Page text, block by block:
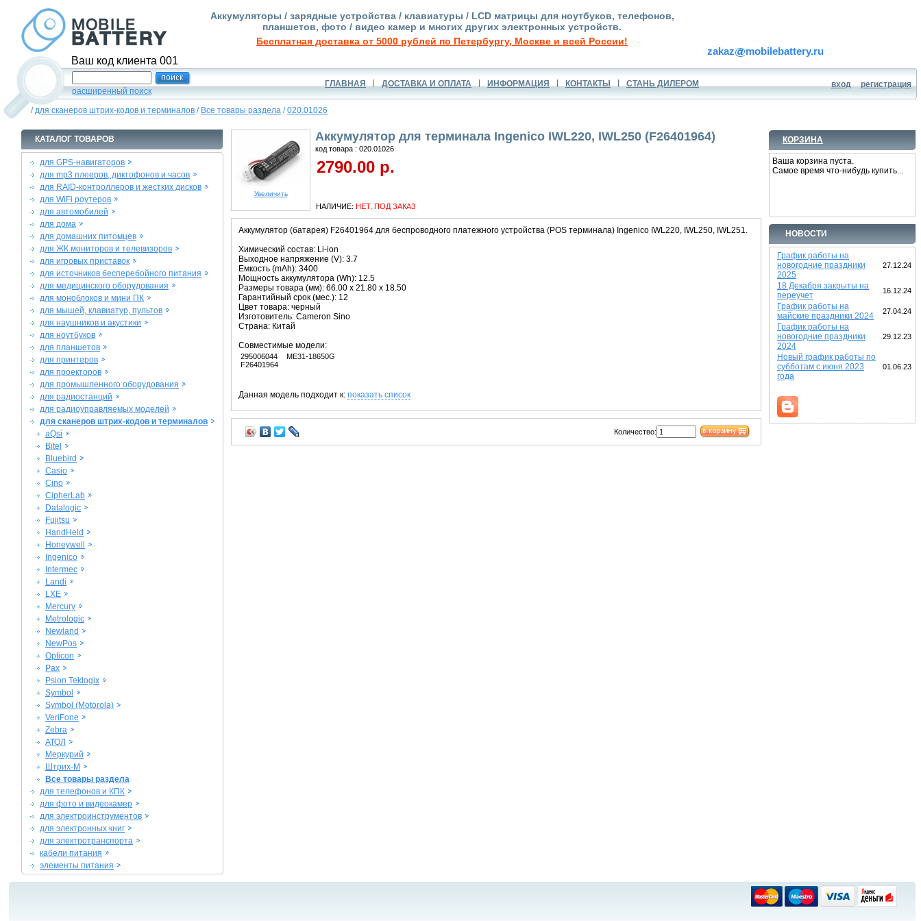
Ваш код клиента 001
Аккумуляторы / зарядные устройства / клавиатуры / LCD матрицы для ноутбуков, телефонов,
планшетов, фото / видео камер и многих других электронных устройств.
Бесплатная доставка от 5000 рублей по Петербургу, Москве и всей России!
zakaz mobilebattery.ru
расширенный поиск
ГЛАВНАЯ ДОСТАВКА И ОПЛАТА ИНФОРМАЦИЯ КОНТАКТЫ СТАНЬ ДИЛЕРОМ вход регистрация
/для сканеров штрих-кодов и терминалов / Все товары раздела /020.01026
КОРЗИНА
Ваша корзина пуста.
Самое время что-нибудь купить...
НОВОСТИ
График работы на
новогодние праздники
2025
27.12.24
18 Декабря закрыты на
переучет
16.12.24
График работы на
майские праздники 2024
27.04.24
График работы на
новогодние праздники
2024
29.12.23
Новый график работы по
субботам с июня 2023
года
01.06.23
КАТАЛОГ ТОВАРОВ
для GPS-навигаторов
для mp3 плееров, диктофонов и часов
для RAID-контроллеров и жестких дисков
для WiFi роутеров
для автомобилей
для дома
для домашних питомцев
для ЖК мониторов и телевизоров
для игровых приставок
для источников бесперебойного питания
для медицинского оборудования
для моноблоков и мини ПК
для мышей, клавиатур, пультов
для наушников и акустики
для ноутбуков
для планшетов
для принтеров
для проекторов
для промышленного оборудования
для радиостанций
для радиоуправляемых моделей
для сканеров штрих-кодов и терминалов
aQsi
Bitel
Bluebird
Casio
Cino
CipherLab
Datalogic
Fujitsu
HandHeld
Honeywell
Ingenico
Intermec
Landi
LXE
Mercury
Metrologic
Newland
NewPos
Opticon
Pax
Psion Teklogix
Symbol
Symbol (Motorola)
VeriFone
Zebra
АТОЛ
Меркурий
Штрих-М
Все товары раздела
для телефонов и КПК
для фото и видеокамер
для электроинструментов
для электронных книг
для электротранспорта
кабели питания
элементы питания
Увеличить
Аккумулятор для терминала Ingenico IWL220, IWL250 (F26401964)
код товара : 020.01026
2790.00 р.
НАЛИЧИЕ: НЕТ, ПОД ЗАКАЗ
Аккумулятор (батарея) F26401964 для беспроводного платежного устройства (POS терминала) Ingenico IWL220, IWL250, IWL251.
Химический состав: Li-ion
Выходное напряжение (V): 3.7
Емкость (mAh): 3400
Мощность аккумулятора (Wh): 12.5
Размеры товара (мм): 66.00 x 21.80 x 18.50
Гарантийный срок (мес.): 12
Цвет товара: черный
Изготовитель: Cameron Sino
Страна: Китай
Совместимые модели:
295006044
F26401964
ME31-18650G
Данная модель подходит к: показать список
Количество: